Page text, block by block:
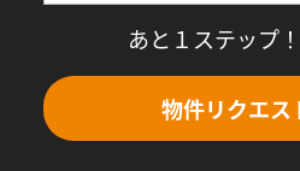
あと１ステップ
物件リクエス